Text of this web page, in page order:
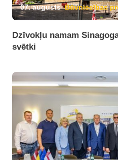
07. augusts Būvniecības
Dzīvokļu namam
svētki